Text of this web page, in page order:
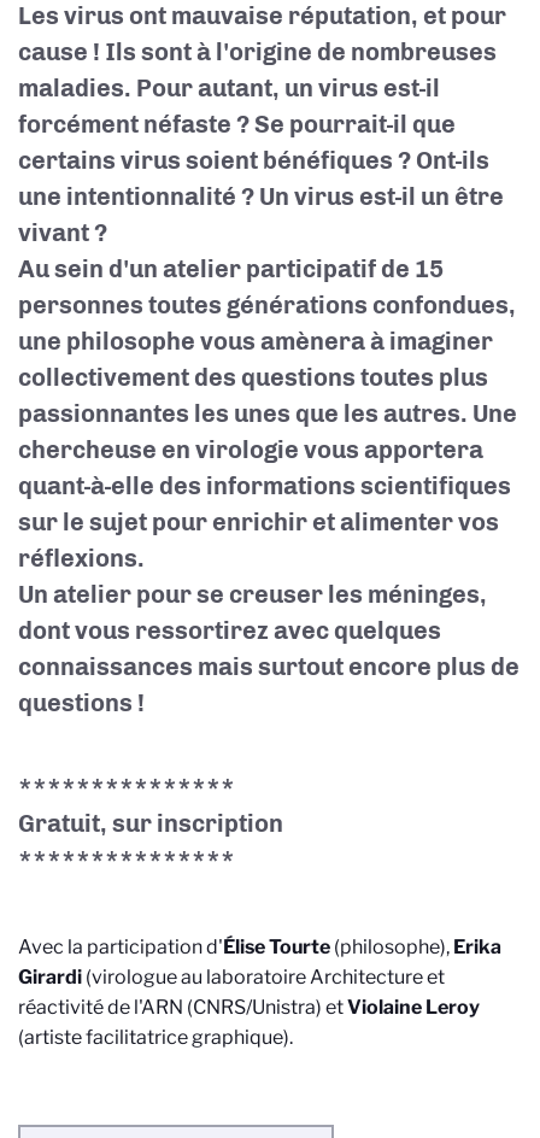
Les virus ont mauvaise réputation, et pour
cause ! Ils sont à l'origine de nombreuses
maladies. Pour autant, un virus est-il
forcément néfaste ? Se pourrait-il que
certains virus soient bénéfiques ? Ont-ils
une intentionnalité ? Un virus est-il un être
vivant ?
Au sein d'un atelier participatif de 15
personnes toutes générations confondues,
une philosophe vous amènera à imaginer
collectivement des questions toutes plus
passionnantes les unes que les autres. Une
chercheuse en virologie vous apportera
quant-à-elle des informations scientifiques
sur le sujet pour enrichir et alimenter vos
réflexions.
Un atelier pour se creuser les méninges,
dont vous ressortirez avec quelques
connaissances mais surtout encore plus de
questions !
***************
Gratuit, sur inscription
***************
Avec la participation d'Élise Tourte (philosophe), Erika
Girardi (virologue au laboratoire Architecture et
réactivité de l'ARN (CNRS/Unistra) etViolaine Leroy
(artiste facilitatrice graphique).